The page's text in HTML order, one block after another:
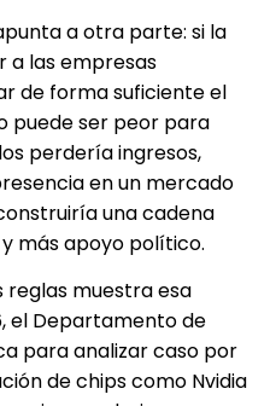
a otra parte: si la
a las empresas
de forma suficiente el
puede ser peor para
perdería ingresos,
en un mercado
una cadena
más apoyo político.
reglas muestra esa
el Departamento de
para analizar caso por
de chips como Nvidia